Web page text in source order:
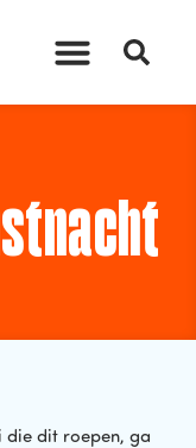
die dit roepen, ga